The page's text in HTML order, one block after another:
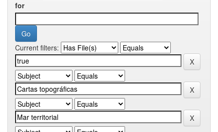
for
Current filters: